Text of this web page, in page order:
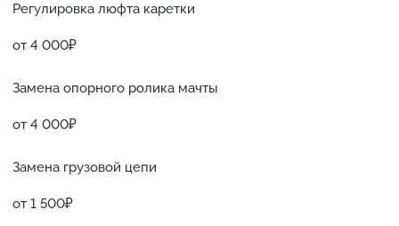
Регулировка люфта каретки
от 4 000₽
Замена опорного ролика мачты
от 4 000₽
Замена грузовой цепи
от 1 500₽